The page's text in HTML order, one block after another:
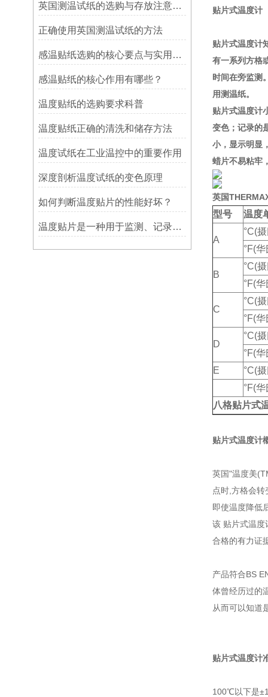
英国测温试纸的选购与存放注意事项
正确使用英国测温试纸的方法
感温贴纸选购的核心要点与实用建议
感温贴纸的核心作用有哪些？
温度贴纸的选购要求科普
温度贴纸正确的清洗和储存方法
温度试纸在工业温控中的重要作用
深度剖析温度试纸的变色原理
如何判断温度贴片的性能好坏？
温度贴片是一种用于监测、记录或指示温度变化的工具
贴片式温度计
贴片式温度计
有一系列方格
时间在旁监测
用测温纸。
贴片式温度计
变色；记录的
小，显示明显
蜡片不易粘牢
英国
型号 温度
A
°C(
°F(
B
°C(
°F(
C
°C(
°F(
D
°C(
°F(
E
°C(
°F(
八格贴片式
贴片式温度计
英国"温度美
点时,方格会转
即使温度降低
该 贴片式温度
合格的有力证
产品符合BS
体曾经历过的
从而可以知道
贴片式温度计
100℃以下是